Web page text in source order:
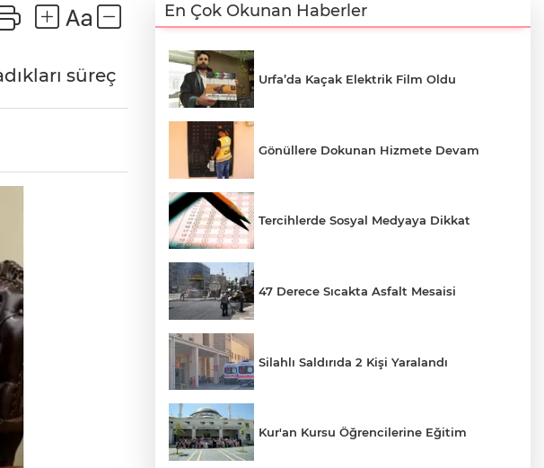
süreç
En Çok Okunan Haberler
Urfa’da Kaçak Elektrik Film Oldu
Gönüllere Dokunan Hizmete Devam
Tercihlerde Sosyal Medyaya Dikkat
47 Derece Sıcakta Asfalt Mesaisi
Silahlı Saldırıda 2 Kişi Yaralandı
Kur'an Kursu Öğrencilerine Eğitim